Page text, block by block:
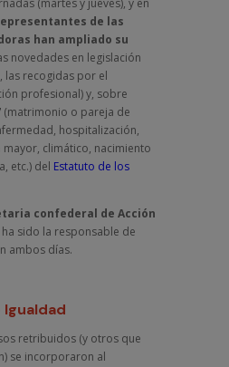
(martes y jueves), y en
de las
han ampliado su
novedades en legislación
las recogidas por el
profesional) y, sobre
(matrimonio o pareja de
hospitalización,
climático, nacimiento
etc.) del Estatuto de los
confederal de Acción
sido la responsable de
ambos días.
retribuidos (y otros que
se incorporaron al